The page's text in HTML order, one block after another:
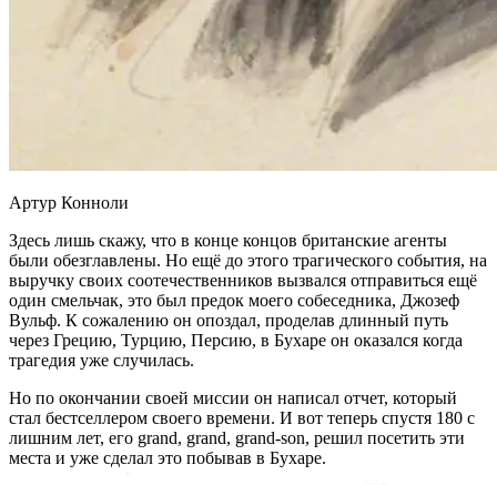
Артур Конноли
Здесь лишь скажу, что в конце концов британские агенты
были обезглавлены. Но ещё до этого трагического события, на
выручку своих соотечественников вызвался отправиться ещё
один смельчак, это был предок моего собеседника, Джозеф
Вульф. К сожалению он опоздал, проделав длинный путь
через Грецию, Турцию, Персию, в Бухаре он оказался когда
трагедия уже случилась.
Но по окончании своей миссии он написал отчет, который
стал бестселлером своего времени. И вот теперь спустя 180 с
лишним лет, его grand, grand, grand-son, решил посетить эти
места и уже сделал это побывав в Бухаре.